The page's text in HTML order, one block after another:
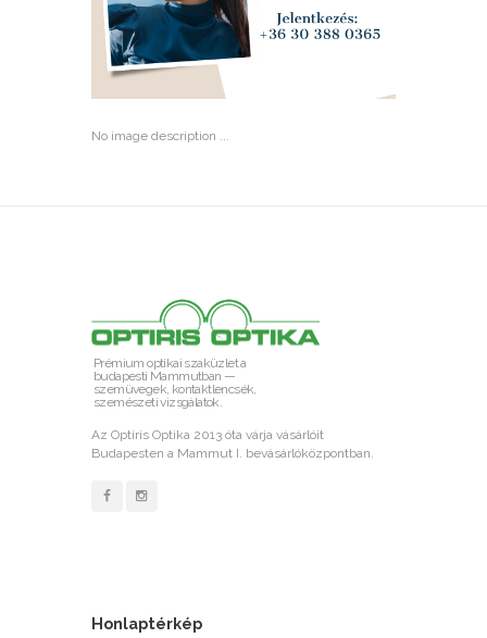
No image description ...
Prémium optikai szaküzlet a
budapesti Mammutban —
szemüvegek, kontaktlencsék,
szemészeti vizsgálatok.
Az Optiris Optika 2013 óta várja vásárlóit
Budapesten a Mammut I. bevásárlóközpontban.
Honlaptérkép